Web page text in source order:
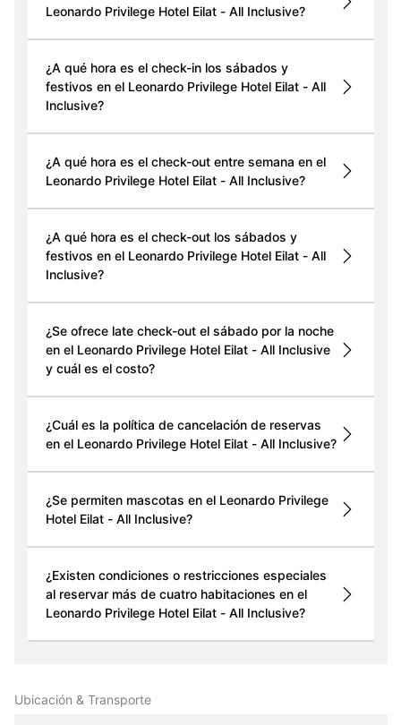
Leonardo Privilege Hotel Eilat - All Inclusive?
¿A qué hora es el check-in los sábados y
festivos en el Leonardo Privilege Hotel Eilat - All
Inclusive?
¿A qué hora es el check-out entre semana en el
Leonardo Privilege Hotel Eilat - All Inclusive?
¿A qué hora es el check-out los sábados y
festivos en el Leonardo Privilege Hotel Eilat - All
Inclusive?
¿Se ofrece late check-out el sábado por la noche
en el Leonardo Privilege Hotel Eilat - All Inclusive
y cuál es el costo?
¿Cuál es la política de cancelación de reservas
en el Leonardo Privilege Hotel Eilat - All Inclusive?
¿Se permiten mascotas en el Leonardo Privilege
Hotel Eilat - All Inclusive?
¿Existen condiciones o restricciones especiales
al reservar más de cuatro habitaciones en el
Leonardo Privilege Hotel Eilat - All Inclusive?
Ubicación & Transporte